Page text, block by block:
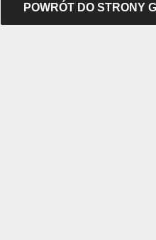
POWRÓT DO STRONY